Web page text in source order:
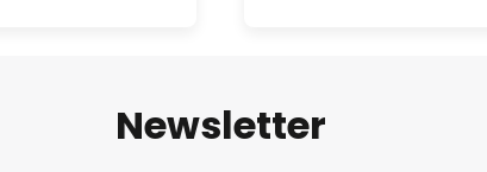
Newsletter